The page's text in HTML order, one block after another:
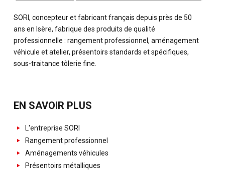
SORI, concepteur et fabricant français depuis près de 50
ans en Isère, fabrique des produits de qualité
professionnelle : rangement professionnel, aménagement
véhicule et atelier, présentoirs standards et spécifiques,
sous-traitance tôlerie fine.
EN SAVOIR PLUS
L'entreprise SORI
Rangement professionnel
Aménagements véhicules
Présentoirs métalliques